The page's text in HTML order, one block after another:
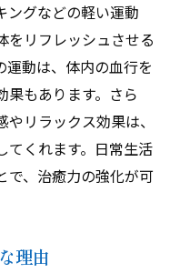
ングなどの軽い運動
をリフレッシュさせる
運動は、体内の血行を
果もあります。さら
リラックス効果は、
てくれます。日常生活
で、治癒力の強化が可
理由